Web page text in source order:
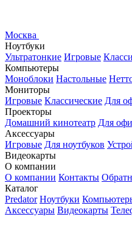
Москва
Ноутбуки
Ультратонкие Игровые
Компьютеры
Моноблоки Настольные
Мониторы
Игровые Классические Для
Проекторы
Домашний кинотеатр Для
Аксессуары
Игровые Для ноутбуков
Видеокарты
О компании
О компании Контакты
Каталог
Predator Ноутбуки
Аксессуары Видеокарты